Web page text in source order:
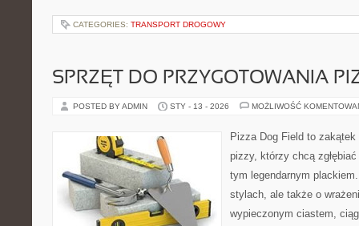
CATEGORIES: TRANSPORT DROGOWY
SPRZĘT DO PRZYGOTOWANIA
POSTED BY ADMIN STY - 13 - 2026 MOŻLIWOŚĆ
Pizza Dog Field to zakątek
pizzy, którzy chcą
tym legendarnym
stylach, ale także o
wypieczonym ciastem,